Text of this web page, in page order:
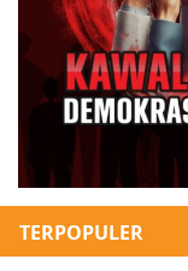
TERPOPULER